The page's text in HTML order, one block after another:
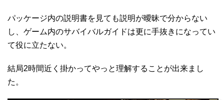
パッケージ内の説明書を見ても説明が曖昧で分からない
し、ゲーム内のサバイバルガイドは更に手抜きになってい
て役に立たない。
結局2時間近く掛かってやっと理解することが出来まし
た。